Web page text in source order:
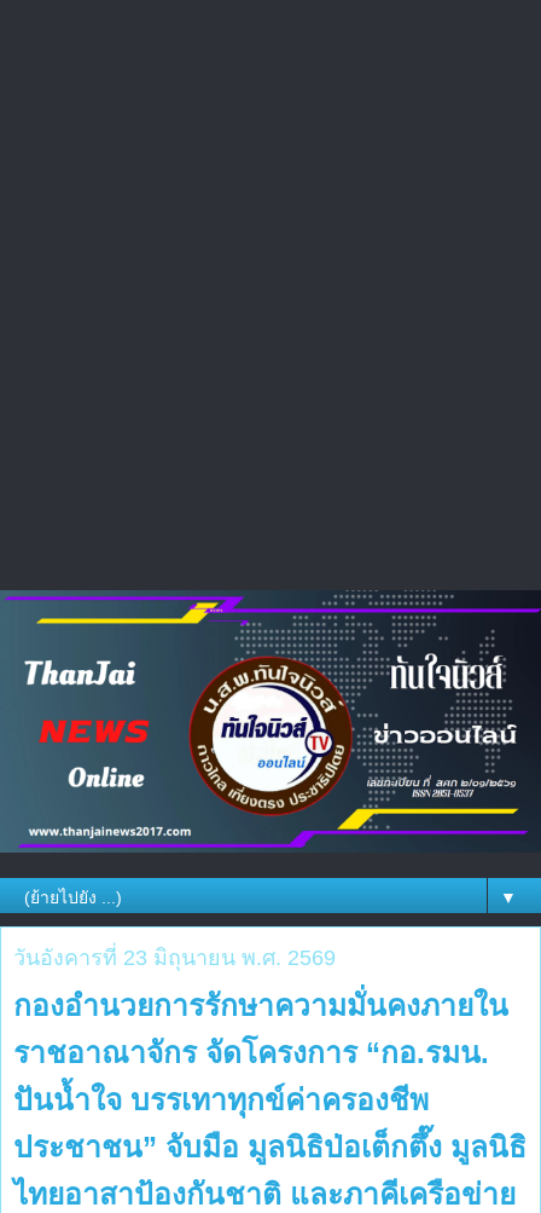
▼
วันอังคารที่ 23 มิถุนายน พ.ศ. 2569
กองอำนวยการรักษาความมั่นคงภายใน
ราชอาณาจักร จัดโครงการ “กอ.รมน.
ปันน้ำใจ บรรเทาทุกข์ค่าครองชีพ
ประชาชน” จับมือ มูลนิธิป่อเต็กตึ๊ง มูลนิธิ
ไทยอาสาป้องกันชาติ และภาคีเครือข่าย